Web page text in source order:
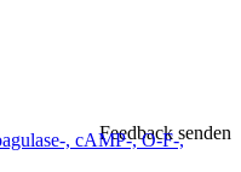
Feedback senden
, cAMP-, O-F-,